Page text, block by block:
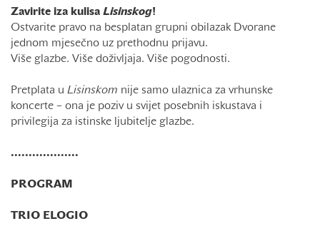
Zavirite iza kulisa Lisinskog!
Ostvarite pravo na besplatan grupni obilazak Dvorane
jednom mjesečno uz prethodnu prijavu.
Više glazbe. Više doživljaja. Više pogodnosti.
Pretplata u Lisinskom nije samo ulaznica za vrhunske
koncerte – ona je poziv u svijet posebnih iskustava i
privilegija za istinske ljubitelje glazbe.
...................
PROGRAM
TRIO ELOGIO